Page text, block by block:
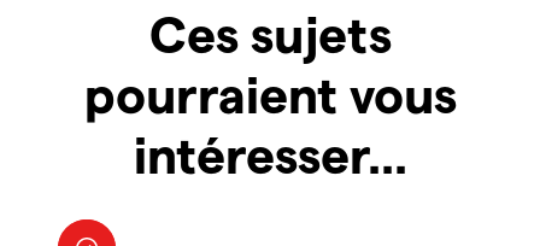
Ces sujets
pourraient vous
intéresser...